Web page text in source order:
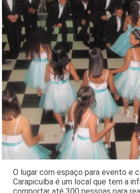
O lugar com espaço para evento e
Carapicuíba é um local que tem a
comportar até 300 pessoas para